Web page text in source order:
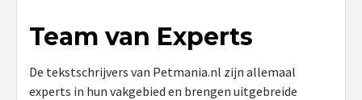
Team van Experts
De tekstschrijvers van Petmania.nl zijn allemaal
experts in hun vakgebied en brengen uitgebreide